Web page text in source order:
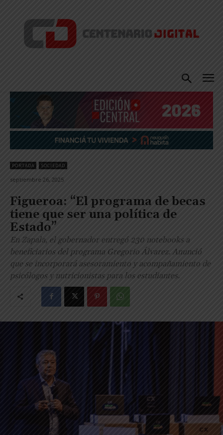
PORTADA SOCIEDAD
septiembre 26, 2025
Figueroa: “El programa de becas
tiene que ser una política de
Estado”
En Zapala, el gobernador entregó 230 notebooks a
beneficiarios del programa Gregorio Álvarez. Anunció
que se incorporará asesoramiento y acompañamiento de
psicólogos y nutricionistas para los estudiantes.